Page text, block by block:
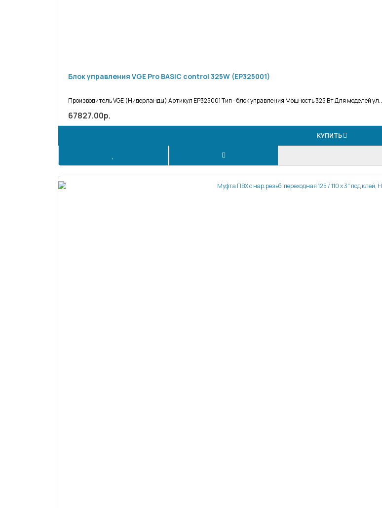
Блок управления VGE Pro BASIC control 325W (EP325001)
Производитель VGE (Нидерланды) Артикул EP325001 Тип - блок управления Мощность 325 Вт Для моделей ул..
67827.00р.
КУПИТЬ